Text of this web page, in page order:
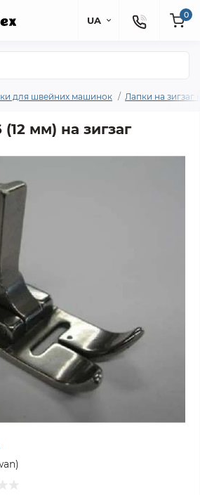
UA 0
для швейних машинок Лапки на
мм) на зигзаг